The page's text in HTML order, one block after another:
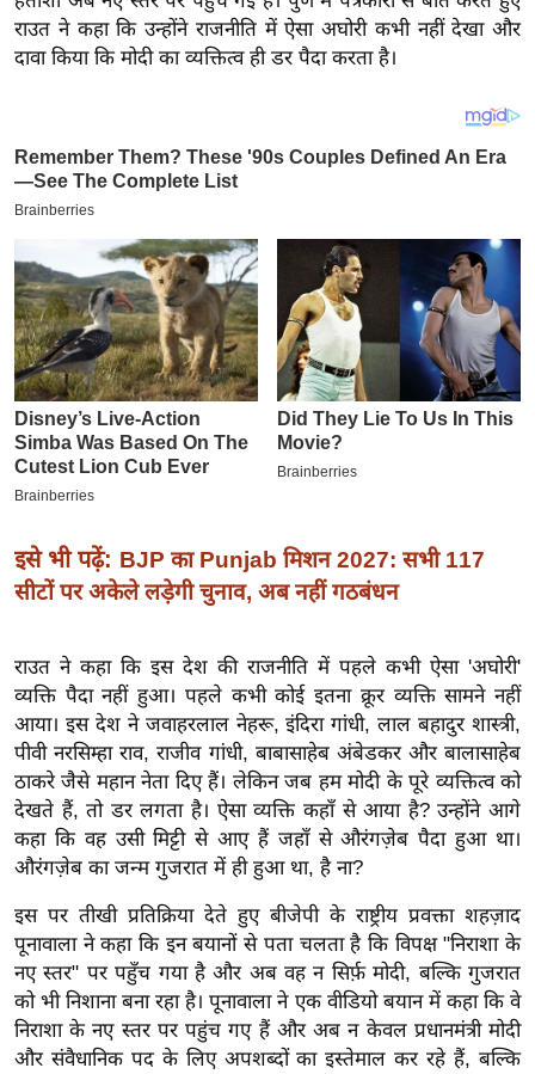
खे
ल
ट
I
P
2
0
2
6
क्रा
इ
म
-
पे
प
मि
सा
ल
बे
मि
सा
श
ख्सि
य
त
यं
राउत ने कहा कि उन्होंने राजनीति में ऐसा अघोरी कभी नहीं देखा और
दावा किया कि मोदी का व्यक्तित्व ही डर पैदा करता है।
इसे भी पढ़ें: BJP का Punjab मिशन 2027: सभी 117
सीटों पर अकेले लड़ेगी चुनाव, अब नहीं गठबंधन
राउत ने कहा कि इस देश की राजनीति में पहले कभी ऐसा 'अघोरी'
व्यक्ति पैदा नहीं हुआ। पहले कभी कोई इतना क्रूर व्यक्ति सामने नहीं
आया। इस देश ने जवाहरलाल नेहरू, इंदिरा गांधी, लाल बहादुर शास्त्री,
पीवी नरसिम्हा राव, राजीव गांधी, बाबासाहेब अंबेडकर और बालासाहेब
ठाकरे जैसे महान नेता दिए हैं। लेकिन जब हम मोदी के पूरे व्यक्तित्व को
देखते हैं, तो डर लगता है। ऐसा व्यक्ति कहाँ से आया है? उन्होंने आगे
कहा कि वह उसी मिट्टी से आए हैं जहाँ से औरंगज़ेब पैदा हुआ था।
औरंगज़ेब का जन्म गुजरात में ही हुआ था, है ना?
इस पर तीखी प्रतिक्रिया देते हुए बीजेपी के राष्ट्रीय प्रवक्ता शहज़ाद
पूनावाला ने कहा कि इन बयानों से पता चलता है कि विपक्ष "निराशा के
नए स्तर" पर पहुँच गया है और अब वह न सिर्फ़ मोदी, बल्कि गुजरात
को भी निशाना बना रहा है। पूनावाला ने एक वीडियो बयान में कहा कि वे
निराशा के नए स्तर पर पहुंच गए हैं और अब न केवल प्रधानमंत्री मोदी
और संवैधानिक पद के लिए अपशब्दों का इस्तेमाल कर रहे हैं, बल्कि